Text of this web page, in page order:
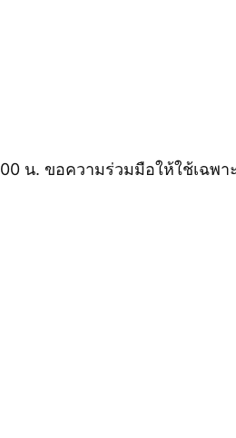
น. ขอความร่วมมือให้ใช้เฉพา